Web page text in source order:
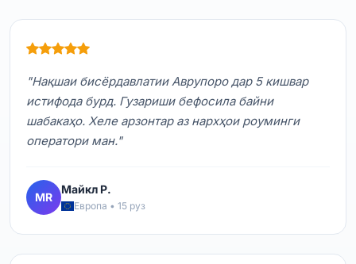
"Нақшаи бисёрдавлатии Аврупоро дар 5 кишвар
истифода бурд. Гузариши бефосила байни
шабакаҳо. Хеле арзонтар аз нархҳои роуминги
оператори ман."
MR
Майкл Р.
Европа • 15 руз